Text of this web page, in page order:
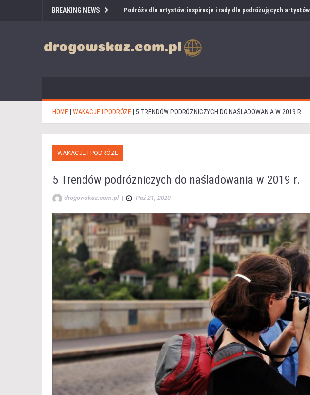
BREAKING NEWS Podróże dla artystów: inspiracje i rady dla podróżujących artystów
HOME WAKACJE I PODRÓŻE 5 TRENDÓW PODRÓŻNICZYCH DO NAŚLADOWANIA W 2019 R.
WAKACJE I PODRÓŻE
5 Trendów podróżniczych do naśladowania w 2019 r.
drogowskaz.com.pl | Paź 21, 2020